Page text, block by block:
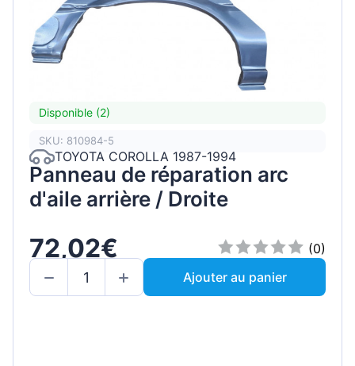
Disponible (2)
SKU: 810984-5
TOYOTA COROLLA 1987-1994
Panneau de réparation arc
d'aile arrière / Droite
72,02€
(0)
Ajouter au panier